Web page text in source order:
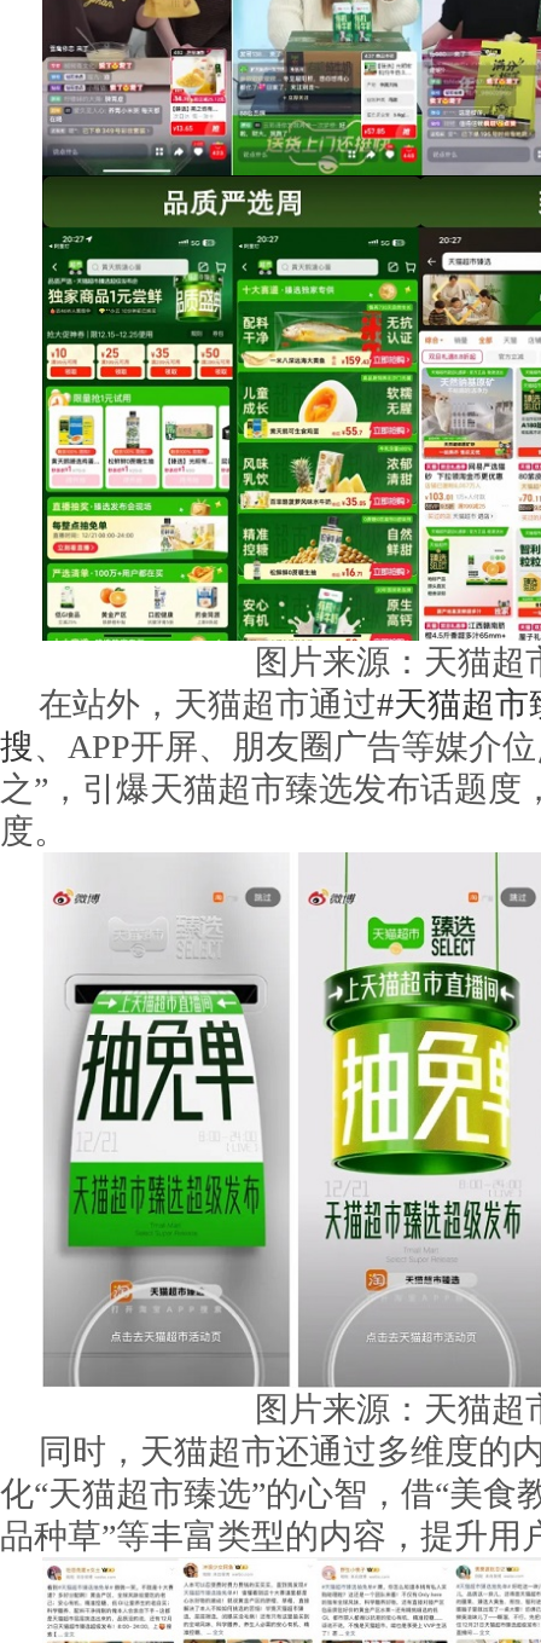
图片来源：天猫超
在站外，天猫超市通过#天猫超市
搜、APP开屏、朋友圈广告等媒介
之”，引爆天猫超市臻选发布话题度
度。
图片来源：天猫超
同时，天猫超市还通过多维度的
化“天猫超市臻选”的心智，借“美食
品种草”等丰富类型的内容，提升用